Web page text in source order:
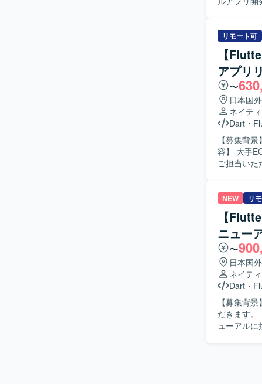
る人物像
にしなが
向きに取り組ん
頭CFDサ
リ開発の経
境で、CI/CD
Flutter を
用を行っ
リモート可
【
アプリ
〜
日本国外
ネイテ
Dart ・
【募集背景
容】 大手
ご担当いた
開発を進めていただ
マートフ
ザインシステム
フォンアプ
NEW リ
【
ニュー
〜
日本国外
ネイテ
Dart ・
【募集背景】 【作業内容】 大手ECサイトのショッピングアプリリニュー
だきます。 【求める人物像】 【ポジションの魅力】 大手ECサイトのショッピングアプリリニ